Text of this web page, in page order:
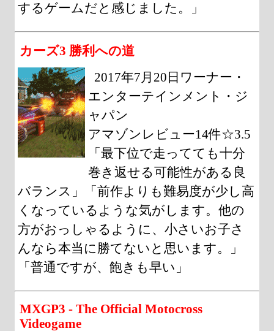
するゲームだと感じました。」
カーズ3 勝利への道
2017年7月20日ワーナー・
エンターテインメント・ジ
ャパン
アマゾンレビュー14件☆3.5
「最下位で走ってても十分
巻き返せる可能性がある良
バランス」「前作よりも難易度が少し高
くなっているような気がします。他の
方がおっしゃるように、小さいお子さ
んなら本当に勝てないと思います。」
「普通ですが、飽きも早い」
MXGP3 - The Official Motocross
Videogame